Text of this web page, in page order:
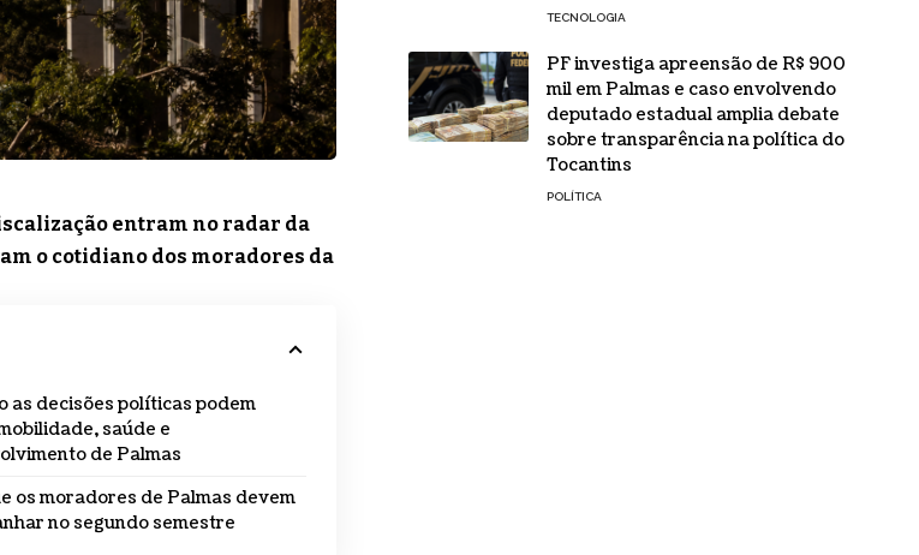
entram no radar da
o cotidiano dos moradores da
as decisões políticas podem
saúde e
de Palmas
os moradores de Palmas devem
no segundo semestre
TECNOLOGIA
PF investiga apreensão de R$ 900
mil em Palmas e caso envolvendo
deputado estadual amplia debate
sobre transparência na política do
Tocantins
POLÍTICA